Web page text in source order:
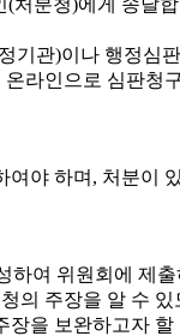
기관)이나 행정심
라인으로 심판청
야 하며, 처분이
여 위원회에 제출
의 주장을 알 수 있
을 보완하고자 할